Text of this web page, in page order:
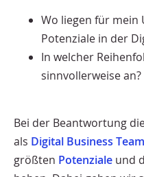
Wo liegen für
Potenziale in der
In welcher
sinnvollerweise an?
Bei der Beantwortung
als Digital Business Team
größten Potenziale und